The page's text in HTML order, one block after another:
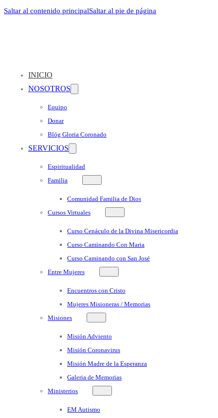
Saltar al contenido principalSaltar al pie de página
INICIO
NOSOTROS
Equipo
Donar
Blóg Gloria Coronado
SERVICIOS
Espiritualidad
Familia
Comunidad Familia de Dios
Cursos Virtuales
Curso Cenáculo de la Divina Misericordia
Curso Caminando Con Maria
Curso Caminando con San José
Entre Mujeres
Encuentros con Cristo
Mujeres Misioneras / Memorias
Misiones
Misión Adviento
Misión Coronavirus
Misión Madre de la Esperanza
Galeria de Memorias
Ministerios
EM Autismo